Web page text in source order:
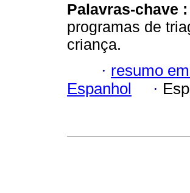
Palavras-chave :
programas de
criança.
· resumo
Espanhol
·